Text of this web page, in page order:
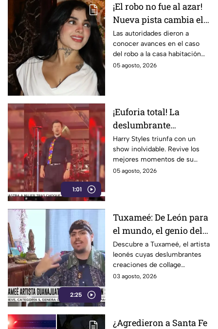
¡El robo no fue al azar!
Nueva pista cambia el
caso de Karely Ruiz;
hay un detenido
Las autoridades dieron a
conocer avances en el caso
del robo a la casa habitación
de la influencer.
05 agosto, 2026
1:01
¡Euforia total! La
deslumbrante
presentación de Harry
Styles enamora a miles
de fans
Harry Styles triunfa con un
show inolvidable. Revive los
mejores momentos de su
presentación, el setlist y la
05 agosto, 2026
2:25
Tuxameé: De León para
el mundo, el genio del
collage que cautiva al
arte
Descubre a Tuxameé, el artista
leonés cuyas deslumbrantes
creaciones de collage
traspasan fronteras y
03 agosto, 2026
¿Agredieron a Santa Fe